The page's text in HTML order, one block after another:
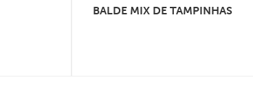
BALDE MIX DE TAMPINHAS